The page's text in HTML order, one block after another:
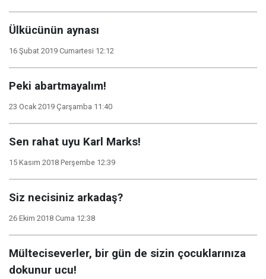
Ülkücünün aynası
16 Şubat 2019 Cumartesi 12:12
Peki abartmayalım!
23 Ocak 2019 Çarşamba 11:40
Sen rahat uyu Karl Marks!
15 Kasım 2018 Perşembe 12:39
Siz necisiniz arkadaş?
26 Ekim 2018 Cuma 12:38
Mülteciseverler, bir gün de sizin çocuklarınıza
dokunur ucu!